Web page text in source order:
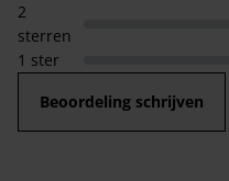
2
sterren
1 ster
Beoordeling schrijven